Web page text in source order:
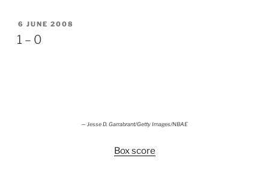
POSTED
ON
6 JUNE 2008
1 – 0
— Jesse D. Garrabrant/Getty Images/NBAE
Box score